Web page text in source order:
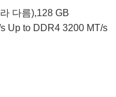
다름),128 GB
Up to DDR4 3200 MT/s